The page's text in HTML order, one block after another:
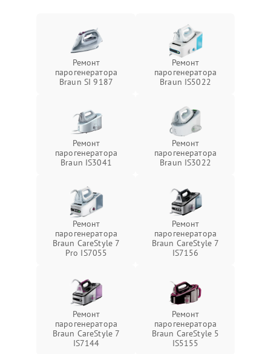
Ремонт
парогенератора
Braun SI 9187
Ремонт
парогенератора
Braun IS5022
Ремонт
парогенератора
Braun IS3041
Ремонт
парогенератора
Braun IS3022
Ремонт
парогенератора
Braun CareStyle 7
Pro IS7055
Ремонт
парогенератора
Braun CareStyle 7
IS7156
Ремонт
парогенератора
Braun CareStyle 7
IS7144
Ремонт
парогенератора
Braun CareStyle 5
IS5155